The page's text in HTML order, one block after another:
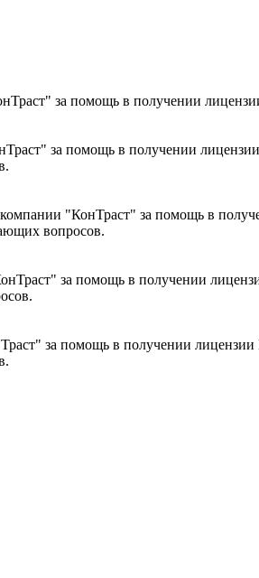
за помощь в получении
за помощь в получении
"КонТраст" за помощь в
вопросов.
за помощь в получении
за помощь в получении лицензии